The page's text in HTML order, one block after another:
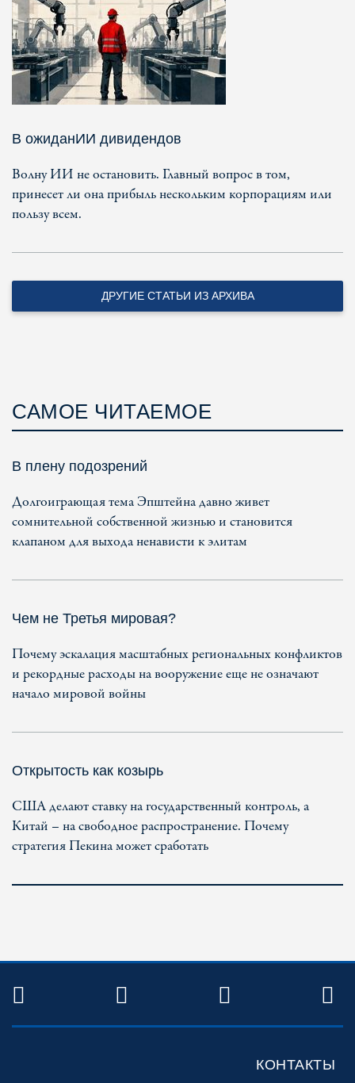
В ожиданИИ дивидендов
Волну ИИ не остановить. Главный вопрос в том,
принесет ли она прибыль нескольким корпорациям или
пользу всем.
ДРУГИЕ СТАТЬИ ИЗ АРХИВА
САМОЕ ЧИТАЕМОЕ
В плену подозрений
Долгоиграющая тема Эпштейна давно живет
сомнительной собственной жизнью и становится
клапаном для выхода ненависти к элитам
Чем не Третья мировая?
Почему эскалация масштабных региональных конфликтов
и рекордные расходы на вооружение еще не означают
начало мировой войны
Открытость как козырь
США делают ставку на государственный контроль, а
Китай – на свободное распространение. Почему
стратегия Пекина может сработать
TWITTER FACEBOOKYOUTUBE
КОНТАКТЫ